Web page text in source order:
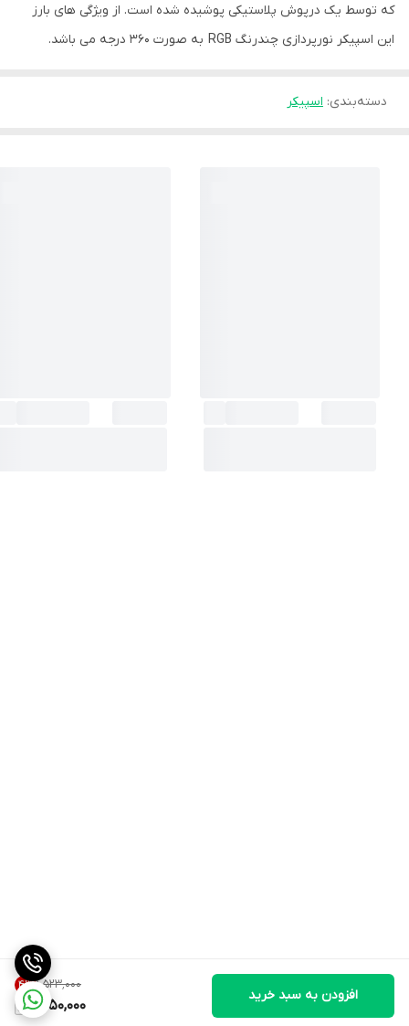
۱٬۵۲۳٬۰۰۰ 4%
1,450,000
افزودن به سبد خرید
که توسط یک درپوش پلاستیکی پوشیده شده است. از ویژگی های بارز
این اسپیکر نورپردازی چندرنگ RGB به صورت 360 درجه می باشد.
دسته‌بندی: اسپیکر